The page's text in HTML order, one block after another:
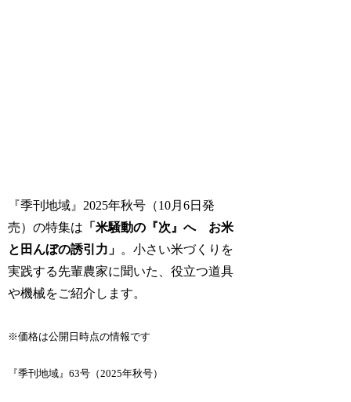
『季刊地域』2025年秋号（10月6日発
売）の特集は 「米騒動の『次』へ お米
と田んぼの誘引力」 。小さい米づくりを
実践する先輩農家に聞いた、役立つ道具
や機械をご紹介します。
※価格は公開日時点の情報です
『季刊地域』63号（2025年秋号）